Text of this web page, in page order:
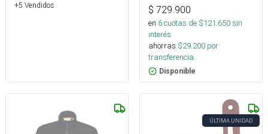
+5 Vendidos $ 729.900
en 6cuotas de $121.650sin
interés
ahorras $29.200 por
transferencia.
Disponible
ÚLTIMA UNIDAD